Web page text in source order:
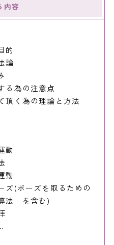
内容
的
論
る為の注意点
頂く為の理論と方法
動
動
ズ(ポーズを取るための
法 を含む)